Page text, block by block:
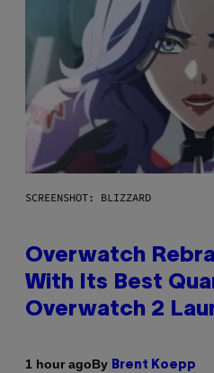
SCREENSHOT: BLIZZARD
Overwatch
With Its Best
Overwatch 2
1 hour agoBy Brent Koepp